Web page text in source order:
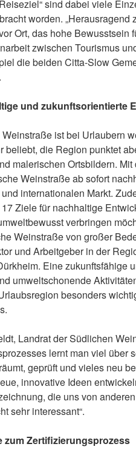
sind dabei viele
worden.
Ort, das hohe
zwischen Tourismus
die beiden Citta-Slow
und zukunftsorientierte
ist bei Urlaubern
beliebt, die Region punktet
malerischen Ortsbildern.
Weinstraße ab sofort
internationalen Markt.
Ziele für nachhaltige
verbringen
Weinstraße von großer
und Arbeitgeber in der
Eine zukunftsfähige
umweltschonende
besonders
Landrat der Südlichen
lernt man viel über
geprüft und vieles neu
innovative Ideen
die uns von
sehr interessant“.
zum Zertifizierungsprozess